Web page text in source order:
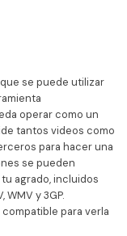
se puede utilizar
operar como un
tantos videos como
para hacer una
se pueden
agrado, incluidos
WMV y 3GP.
para verla